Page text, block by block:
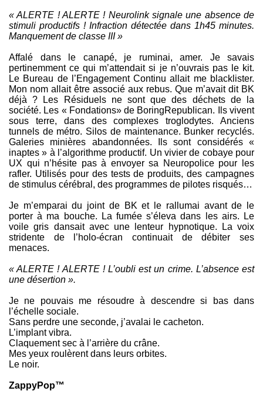
« ALERTE ! ALERTE ! Neurolink signale une absence de
stimuli productifs ! Infraction détectée dans 1h45 minutes.
Manquement de classe III »
Affalé dans le canapé, je ruminai, amer. Je savais
pertinemment ce qui m’attendait si je n’ouvrais pas le kit.
Le Bureau de l’Engagement Continu allait me blacklister.
Mon nom allait être associé aux rebus. Que m’avait dit BK
déjà ? Les Résiduels ne sont que des déchets de la
société. Les « Fondations» de BoringRepublican. Ils vivent
sous terre, dans des complexes troglodytes. Anciens
tunnels de métro. Silos de maintenance. Bunker recyclés.
Galeries minières abandonnées. Ils sont considérés «
inaptes » à l’algorithme productif. Un vivier de cobaye pour
UX qui n’hésite pas à envoyer sa Neuropolice pour les
rafler. Utilisés pour des tests de produits, des campagnes
de stimulus cérébral, des programmes de pilotes risqués…
Je m’emparai du joint de BK et le rallumai avant de le
porter à ma bouche. La fumée s’éleva dans les airs. Le
voile gris dansait avec une lenteur hypnotique. La voix
stridente de l’holo-écran continuait de débiter ses
menaces.
« ALERTE ! ALERTE ! L’oubli est un crime. L’absence est
une désertion ».
Je ne pouvais me résoudre à descendre si bas dans
l’échelle sociale.
Sans perdre une seconde, j’avalai le cacheton.
L’implant vibra.
Claquement sec à l’arrière du crâne.
Mes yeux roulèrent dans leurs orbites.
Le noir.
ZappyPop™